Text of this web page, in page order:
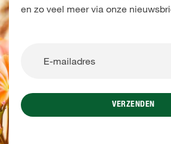
en zo veel meer via onze
VERZENDEN